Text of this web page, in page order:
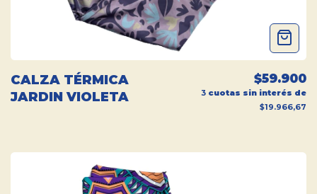
CALZA TÉRMICA
JARDIN VIOLETA
$59.900
3 cuotas sin interés de
$19.966,67